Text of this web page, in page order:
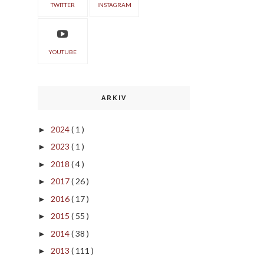
TWITTER INSTAGRAM
YOUTUBE
ARKIV
► 2024( 1 )
► 2023 ( 1 )
► 2018 ( 4 )
► 2017( 26 )
► 2016( 17 )
► 2015 ( 55 )
► 2014( 38 )
► 2013 ( 111 )